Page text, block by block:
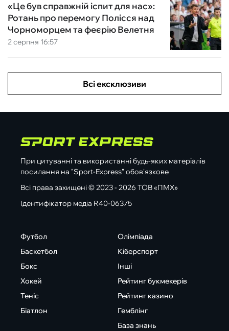
2 серпня 16:57
«Це був справжній іспит для нас»:
Ротань про перемогу Полісся над
Чорноморцем та феєрію Велетня
Всі ексклюзиви
При цитуванні та використанні будь-яких матеріалів
посилання на "Sport-Express" обов'язкове
Всі права захищені © 2023 - 2026 ТОВ «ПМХ»
Ідентифікатор медіа R40-06375
Футбол
Баскетбол
Бокс
Хокей
Теніс
Біатлон
Олімпіада
Кіберспорт
Інші
Рейтинг букмекерів
Рейтинг казино
Гемблінг
База знань